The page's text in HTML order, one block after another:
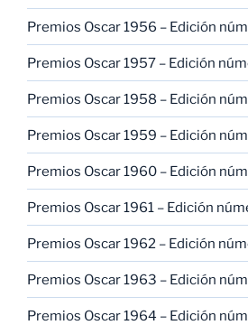
Premios Oscar 1956 – Edición
Premios Oscar 1957 – Edición
Premios Oscar 1958 – Edición
Premios Oscar 1959 – Edición
Premios Oscar 1960 – Edición
Premios Oscar 1961 – Edición
Premios Oscar 1962 – Edición
Premios Oscar 1963 – Edición
Premios Oscar 1964 – Edición